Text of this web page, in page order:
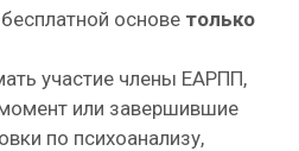
основе только
участие члены ЕАРПП,
или завершившие
по психоанализу,